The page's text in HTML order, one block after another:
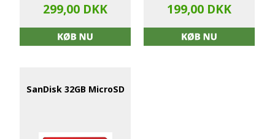
299,00 DKK 199,00 DKK
SanDisk 32GB MicroSD